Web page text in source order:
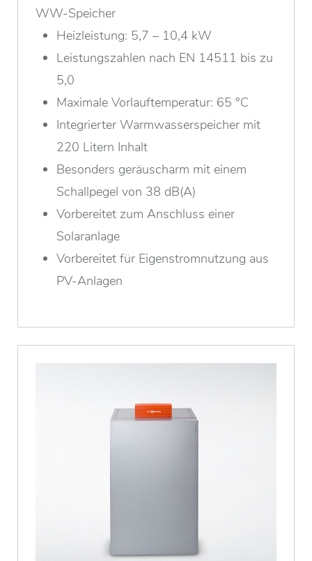
WW-Speicher
Heizleistung: 5,7 – 10,4 kW
Leistungszahlen nach EN 14511 bis zu
5,0
Maximale Vorlauftemperatur: 65 °C
Integrierter Warmwasserspeicher mit
220 Litern Inhalt
Besonders geräuscharm mit einem
Schallpegel von 38 dB(A)
Vorbereitet zum Anschluss einer
Solaranlage
Vorbereitet für Eigenstromnutzung aus
PV-Anlagen